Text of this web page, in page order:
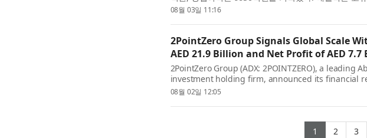
폭 증가했다. 영업이익은 정유부문 영업이익이 정제마
08월 03일 11:16
2PointZero Group Signals Global Scale
AED 21.9 Billion and Net Profit of AED 7.7
2PointZero Group (ADX: 2POINTZERO), a leading
investment holding firm, announced its financial
2026, reporting revenue of AED 21.9 billion and
08월 02일 12:05
1 (current)
2 3